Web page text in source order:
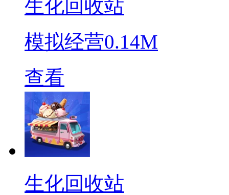
生化回收站
模拟经营0.14M
查看
生化回收站